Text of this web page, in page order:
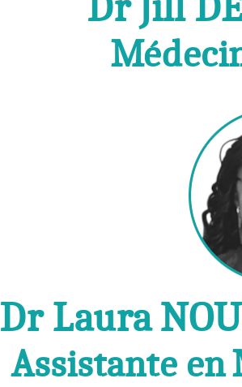
Dr Laura
Assistante en